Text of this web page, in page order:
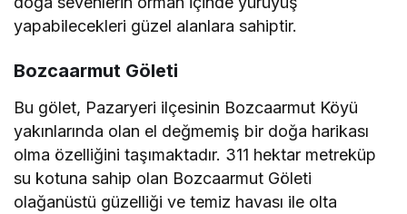
yapabilecekleri güzel alanlara sahiptir.
Bozcaarmut Göleti
Bu gölet, Pazaryeri ilçesinin Bozcaarmut Köyü
yakınlarında olan el değmemiş bir doğa harikası
olma özelliğini taşımaktadır. 311 hektar metreküp
su kotuna sahip olan Bozcaarmut Göleti
olağanüstü güzelliği ve temiz havası ile olta